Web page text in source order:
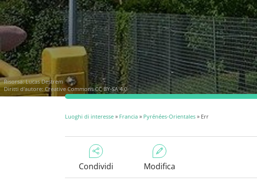
Risorsa:Lucas Destrem
Diritti d'autore:Creative Commons CC BY-SA 4.0
Luoghi di interesse » Francia » Pyrénées-Orientales » Err
Condividi Modifica